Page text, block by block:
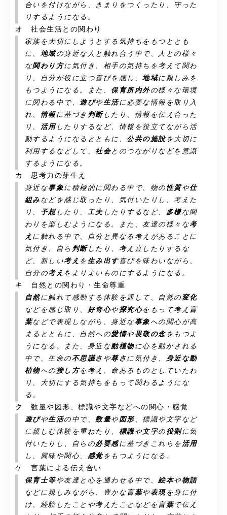
合いを付けながら、きまりをつくったり、守った
りするようになる。
オ 社会生活との関わり
家族を大切にしようとする気持ちをもつととも
に、 地域の身近な人と触れ合う中で、人との様々
な関わり方に気付き、相手の気持ちを考えて関わ
り、自分が役に立つ喜びを感じ、 地域に親しみを
もつようになる。また、 保育所内外の様々な環境
に関わる中で、
遊びや生活に必要な情報を取り入
れ、 情報に基づき 判断したり、情報を伝え合った
り、
活用したりするなど、情報を役立てながら活
動するようになるとともに、 公共の施設 を大切に
利用するなどして、 社会とのつながりなどを意識
するようになる。
カ 思考力の芽生え
身近な事象に積極的に関わる中で、物の 性質や仕
組み などを感じ取ったり、気付いたりし、考えた
り、 予想 したり、 工夫 したりするなど、 多様な関
わりを楽しむようになる。また、友達の様々な考
え に触れる中で、自分と異なる考えがあることに
気付き、自ら 判断したり、考え直したりするな
ど、新しい考え を 生み出す喜びを味わいながら、
自分の考え をよりよいものにするようになる。
キ 自然との関わり・生命尊重
自然に触れて感動する体験を通して、自然の 変化
などを感じ取り、 好奇心や探究心をもって考え 言
葉などで表現しながら、身近な 事象 への関心が高
まるとともに、自然への愛情や畏敬の念をもつよ
うになる。また、身近な動植物に心を動かされる
中で、生命の不思議さ や尊さ に気付き、 身近な動
植物への 接し方を考え、命あるものとしていたわ
り、大切にする気持ちをもって関わるようにな
る。
ク 数量や図形、標識や文字などへの関心・感覚
遊びや生活の中で、 数量や図形 、標識や文字など
に親しむ体験を重ねたり、 標識や文字の役割に気
付いたりし、自らの必要感に基づきこれらを 活用
し、興味や関心、 感覚 をもつようになる。
ケ 言葉による伝え合い
保育士等や友達と心を通わせる中で、 絵本や物語
などに親しみながら、豊かな 言葉や表現 を身に付
け、経験したことや考えたことなどを 言葉で伝え